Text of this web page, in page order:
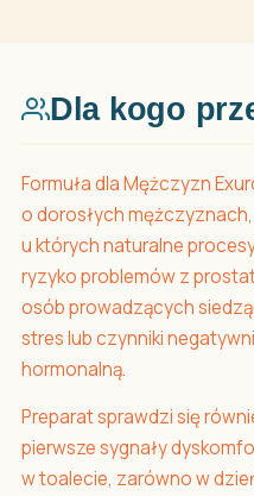
Dla kogo
Formuła dla Mężczyzn
o dorosłych
u których naturalne
ryzyko problemów z
osób prowadzących
stres lub czynniki
hormonalną.
Preparat sprawdzi się
pierwsze sygnały
w toalecie, zarówno w